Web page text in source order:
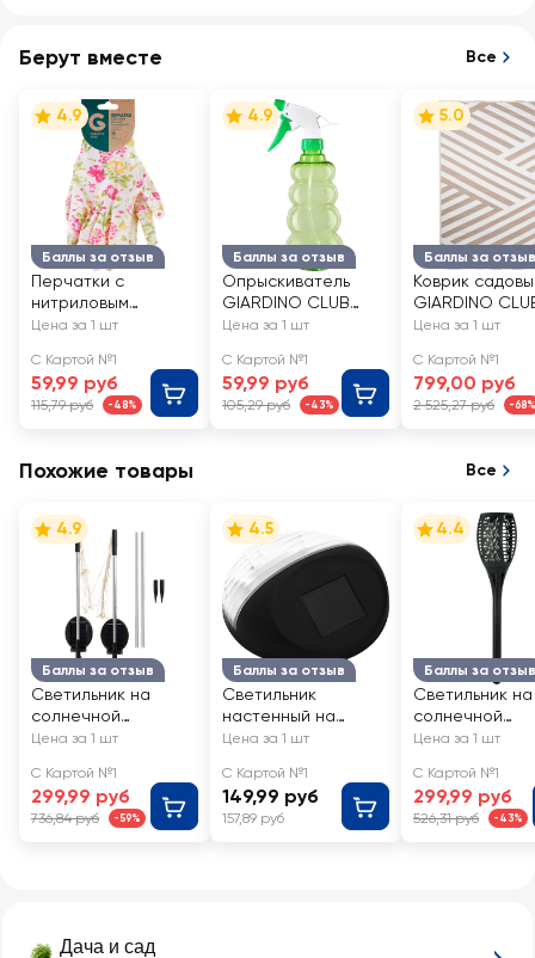
Дача и сад
Берут вместе Все
Баллы за отзыв
4.9
Перчатки с
нитриловым
покрытием
M, L полиэстер, Арт.
GVGL10-1
Цена за 1 шт
С Картой №1
59,99 руб
115,79 руб -48%
Баллы за отзыв
4.9
Опрыскиватель
GIARDINO CLUB
550мл, Арт. SX-
Цена за 1 шт
С Картой №1
59,99 руб
105,29 руб -43%
Баллы за отзыв
5.0
Коврик
GIARDINO
120х180см, Арт.
Цена за 1 шт
С Картой №1
799,00 руб
2 525,27 руб -68%
Похожие товары Все
Баллы за отзыв
4.9
Светильник на
солнечной
батарее GIARDINO
95см 60 LED, Арт.
1452003
Цена за 1 шт
С Картой №1
299,99 руб
736,84 руб -59%
Баллы за отзыв
4.5
Светильник
настенный на
солнечной
CLUB 11х11х4,5см,
Арт. 353503
Цена за 1 шт
С Картой №1
149,99 руб
157,89 руб
Баллы за отзыв
4.4
Светильник на
солнечной
батарее
10х10х50см,
782764
Цена за 1 шт
С Картой №1
299,99 руб
526,31 руб -43%